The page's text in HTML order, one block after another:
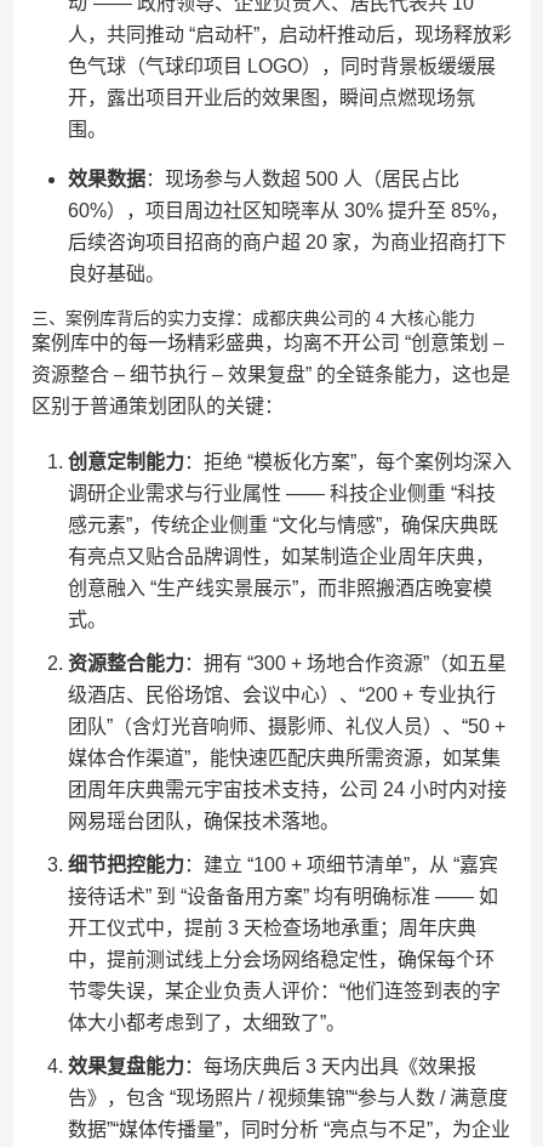
人，共同推动 “启动杆”，启动杆推动后，现场释放彩
色气球（气球印项目 LOGO），同时背景板缓缓展
开，露出项目开业后的效果图，瞬间点燃现场氛
围。
效果数据：现场参与人数超 500 人（居民占比
60%），项目周边社区知晓率从 30% 提升至 85%，
后续咨询项目招商的商户超 20 家，为商业招商打下
良好基础。
三、案例库背后的实力支撑：成都庆典公司的 4 大核心能力
案例库中的每一场精彩盛典，均离不开公司 “创意策划 –
资源整合 – 细节执行 – 效果复盘” 的全链条能力，这也是
区别于普通策划团队的关键：
创意定制能力：拒绝 “模板化方案”，每个案例均深入
调研企业需求与行业属性 —— 科技企业侧重 “科技
感元素”，传统企业侧重 “文化与情感”，确保庆典既
有亮点又贴合品牌调性，如某制造企业周年庆典，
创意融入 “生产线实景展示”，而非照搬酒店晚宴模
式。
资源整合能力：拥有 “300 + 场地合作资源”（如五星
级酒店、民俗场馆、会议中心）、“200 + 专业执行
团队”（含灯光音响师、摄影师、礼仪人员）、“50 +
媒体合作渠道”，能快速匹配庆典所需资源，如某集
团周年庆典需元宇宙技术支持，公司 24 小时内对接
网易瑶台团队，确保技术落地。
细节把控能力：建立 “100 + 项细节清单”，从 “嘉宾
接待话术” 到 “设备备用方案” 均有明确标准 —— 如
开工仪式中，提前 3 天检查场地承重；周年庆典
中，提前测试线上分会场网络稳定性，确保每个环
节零失误，某企业负责人评价：“他们连签到表的字
体大小都考虑到了，太细致了”。
效果复盘能力：每场庆典后 3 天内出具《效果报
告》，包含 “现场照片 / 视频集锦”“参与人数 / 满意度
数据”“媒体传播量”，同时分析 “亮点与不足”，为企业